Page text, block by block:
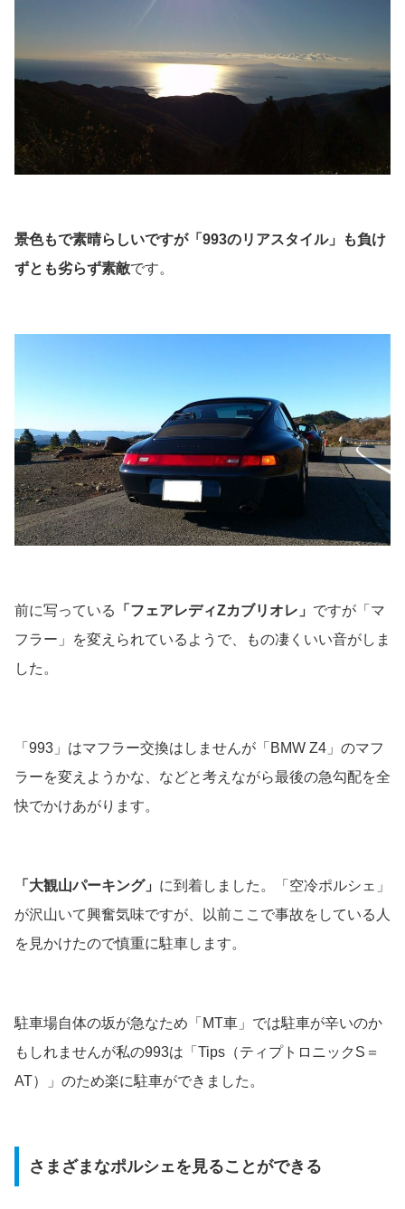
景色もで素晴らしいですが「993のリアスタイル」も負け
ずとも劣らず素敵です。
前に写っている 「フェアレディZカブリオレ」 ですが「マ
フラー」を変えられているようで、もの凄くいい音がしま
した。
「993」はマフラー交換はしませんが「BMW Z4」のマフ
ラーを変えようかな、などと考えながら最後の急勾配を全
快でかけあがります。
「大観山パーキング」 に到着しました。「空冷ポルシェ」
が沢山いて興奮気味ですが、以前ここで事故をしている人
を見かけたので慎重に駐車します。
駐車場自体の坂が急なため「MT車」では駐車が辛いのか
もしれませんが私の993は「Tips（ティプトロニックS＝
AT）」のため楽に駐車ができました。
さまざまなポルシェを見ることができる